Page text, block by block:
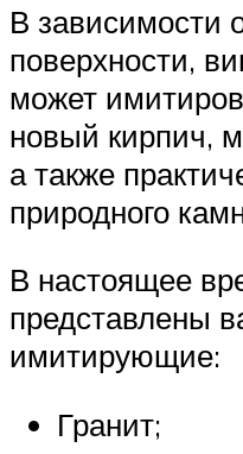
В зависимости
поверхности,
может
новый кирпич,
а также
природного
В настоящее
представлены
имитирующие:
Гранит;